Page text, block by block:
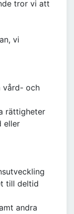
tror vi att
vi
vård- och
rättigheter
eller
till deltid
andra